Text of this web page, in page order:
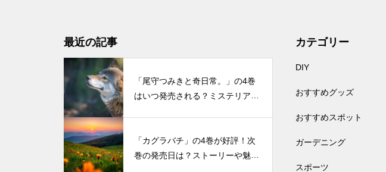
最近の記事
「尾守つみきと奇日常。」の4巻
はいつ発売される？ミステリアス
「カグラバチ」の4巻が好評！次
巻の発売日は？ストーリーや魅力
カテゴリー
DIY
おすすめグッズ
おすすめスポット
ガーデニング
スポーツ